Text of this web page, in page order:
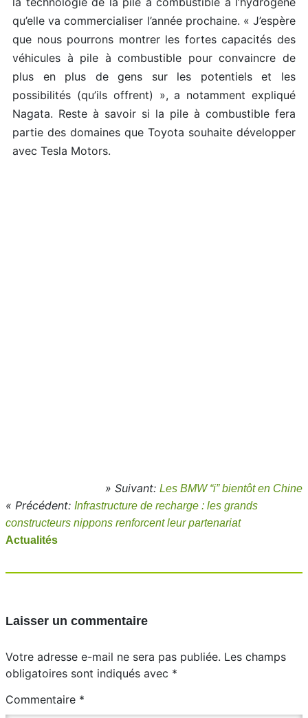
qu’elle va commercialiser l’année prochaine. « J’espère
que nous pourrons montrer les fortes capacités des
véhicules à pile à combustible pour convaincre de
plus en plus de gens sur les potentiels et les
possibilités (qu’ils offrent) », a notamment expliqué
Nagata. Reste à savoir si la pile à combustible fera
partie des domaines que Toyota souhaite développer
avec Tesla Motors.
» Suivant: Les BMW “i” bientôt en Chine
« Précédent: Infrastructure de recharge : les grands
constructeurs nippons renforcent leur partenariat
Actualités
Laisser un commentaire
Votre adresse e-mail ne sera pas publiée. Les champs
obligatoires sont indiqués avec *
Commentaire *